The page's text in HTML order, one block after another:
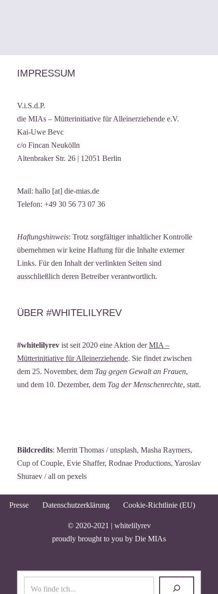
IMPRESSUM
V.i.S.d.P.
die MIAs – Mütterinitiative für Alleinerziehende e.V.
Kai-Uwe Bevc
c/o Fincan Neukölln
Altenbraker Str. 26 | 12051 Berlin
Mail: hallo [at] die-mias.de
Telefon: +49 30 56 73 07 36
Haftungshinweis: Trotz sorgfältiger inhaltlicher Kontrolle
übernehmen wir keine Haftung für die Inhalte externer
Links. Für den Inhalt der verlinkten Seiten sind
ausschließlich deren Betreiber verantwortlich.
ÜBER #WHITELILYREV
#whitelilyrev ist seit 2020 eine Aktion derMIA –
Mütterinitiative für Alleinerziehende. Sie findet zwischen
dem 25. November, dem Tag gegen Gewalt an Frauen,
und dem 10. Dezember, dem Tag der Menschenrechte, statt.
Bildcredits: Merritt Thomas / unsplash, Masha Raymers,
Cup of Couple, Evie Shaffer, Rodnae Productions, Yaroslav
Shuraev / all on pexels
Presse Datenschutzerklärung Cookie-Richtlinie (EU)
© 2020-2021 | whitelilyrev
proudly brought to you by Die MIAs